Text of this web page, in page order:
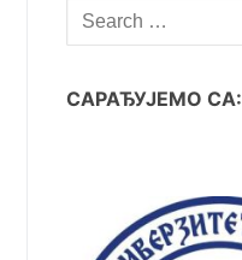
САРАЂУЈЕМО СА: